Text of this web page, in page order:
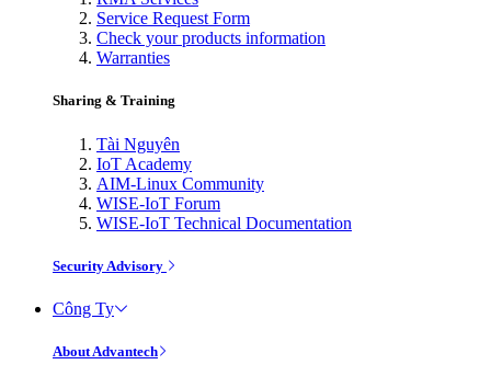
Service Request Form
Check your products information
Warranties
Sharing & Training
Tài Nguyên
IoT Academy
AIM-Linux Community
WISE-IoT Forum
WISE-IoT Technical Documentation
Security Advisory
Công Ty
About Advantech